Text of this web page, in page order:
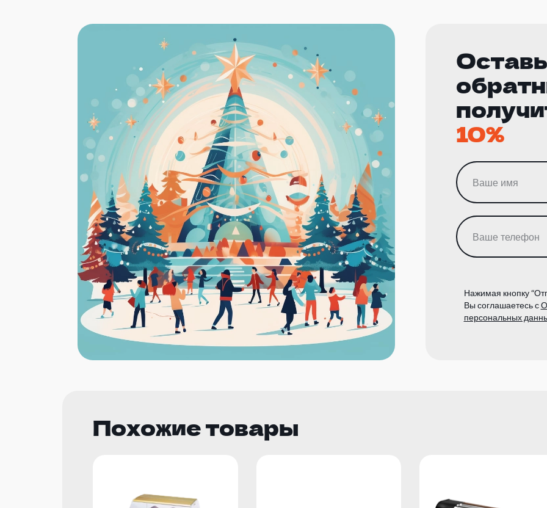
10%
Нажимая кнопку
Вы соглашаетесь с
персональных
Похожие товары